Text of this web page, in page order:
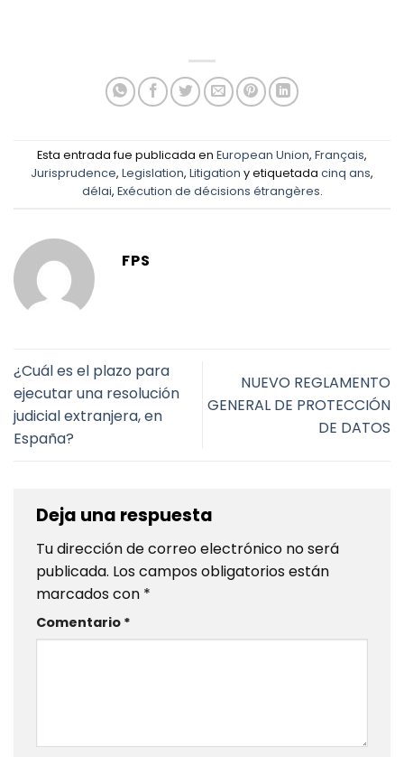
Esta entrada fue publicada en European Union, Français,
Jurisprudence, Legislation, Litigation y etiquetada cinq ans,
délai, Exécution de décisions étrangères.
FPS
¿Cuál es el plazo para
ejecutar una resolución
judicial extranjera, en
España?
NUEVO REGLAMENTO
GENERAL DE PROTECCIÓN
DE DATOS
Deja una respuesta
Tu dirección de correo electrónico no será
publicada. Los campos obligatorios están
marcados con *
Comentario *